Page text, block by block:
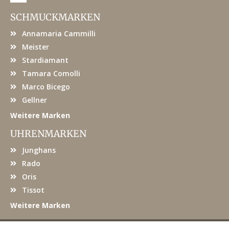
e
b
o
SCHMUCKMARKEN
Annamaria Cammilli
Meister
Stardiamant
Tamara Comolli
Marco Bicego
Gellner
Weitere Marken
UHRENMARKEN
Junghans
Rado
Oris
Tissot
Weitere Marken